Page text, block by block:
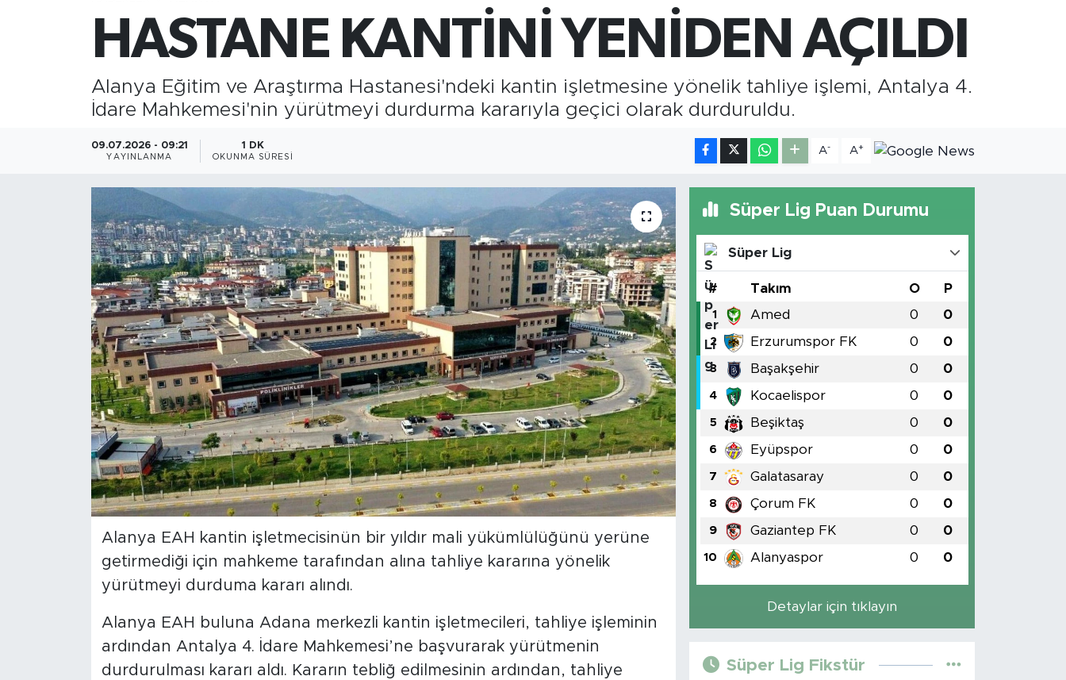
GRAM ALTIN
6518.23
%0.39
BİST100
HASTANE KANTİNİ YENİDEN AÇILDI
Alanya Eğitim ve Araştırma Hastanesi'ndeki kantin işletmesine yönelik tahliye işlemi, Antalya 4.
İdare Mahkemesi'nin yürütmeyi durdurma kararıyla geçici olarak durduruldu.
09.07.2026 - 09:21
YAYINLANMA
1 DK
OKUNMA SÜRESI
A- A+
Alanya EAH kantin işletmecisinün bir yıldır mali yükümlülüğünü yerüne
getirmediği için mahkeme tarafından alına tahliye kararına yönelik
yürütmeyi durduma kararı alındı.
Alanya EAH buluna Adana merkezli kantin işletmecileri, tahliye işleminin
ardından Antalya 4. İdare Mahkemesi’ne başvurarak yürütmenin
durdurulması kararı aldı. Kararın tebliğ edilmesinin ardından, tahliye
Süper Lig Puan Durumu
Süper Lig
# Takım O P
1 Amed 0 0
2 Erzurumspor FK 0 0
3 Başakşehir 0 0
4 Kocaelispor 0 0
5 Beşiktaş 0 0
6 Eyüpspor 0 0
7 Galatasaray 0 0
8 Çorum FK 0 0
9 Gaziantep FK 0 0
10 Alanyaspor 0 0
Detaylar için tıklayın
Süper Lig Fikstür
Gündem
İnşaat-Emlak
Kültür-Sanat
Siyaset
Turizm
Türkiye
Yaşam